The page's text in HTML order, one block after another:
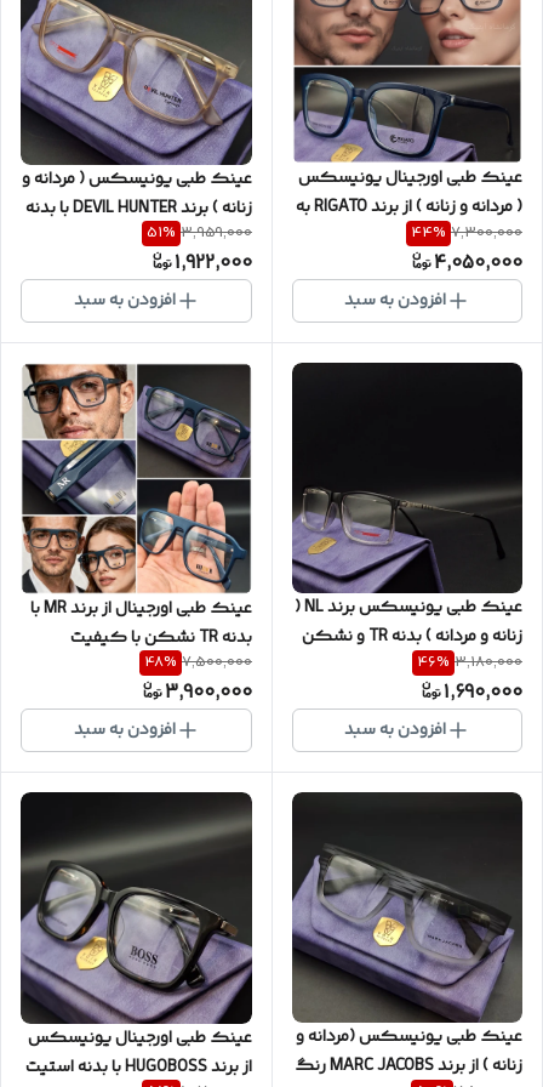
عینک طبی‌ اورجینال یونیسکس
( مردانه و زنانه ) از برند RIGATO به
با پکیج کامل ( با امکان سفارش
ساخت عدسی با نمره چشم شما )
کد R80887
7,300,000
44%
4,050,000
افزودن به سبد
عینک طبی یونیسکس ( مردانه و
زنانه ) برند DEVIL HUNTER با بدنه
TR و نشکن و فوق العاده سبک
به همراه پکیج کامل کد
3,959,000
51%
1,922,000
افزودن به سبد
عینک طبی یونیسکس برند NL (
زنانه و مردانه ) بدنه TR و نشکن
با دسته های فلزی کیفیت فوق
العاده به همراه پک کامل (با
امکان سفارش ساخت عدسی)
کد D3002
3,180,000
46%
1,690,000
افزودن به سبد
عینک طبی اورجینال از برند MR با
بدنه TR نشکن با کیفیت
شرکتی به همراه پک کامل ( با
امکان سفارش ساخت عدسی با
نمره چشم شما ) کد MRD4076
7,500,000
48%
3,900,000
افزودن به سبد
عینک طبی یونیسکس (مردانه و
زنانه ) از برند MARC JACOBS رنگ
عینک طبی اورجینال یونیسکس
از برند HUGOBOSS با بدنه استیت